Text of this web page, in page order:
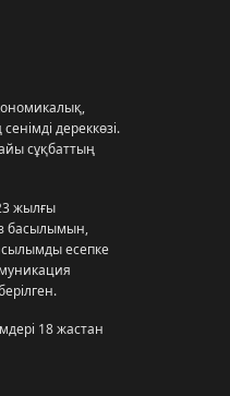
дереккөзі.
сұқбаттың
жылғы
басылымын,
есепке
18 жастан